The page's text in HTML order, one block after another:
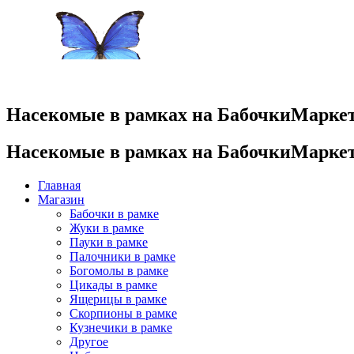
Насекомые в рамках на
Насекомые в рамках на
Главная
Магазин
Бабочки в рамке
Жуки в рамке
Пауки в рамке
Палочники в рамке
Богомолы в рамке
Цикады в рамке
Ящерицы в рамке
Скорпионы в рамке
Кузнечики в рамке
Другое